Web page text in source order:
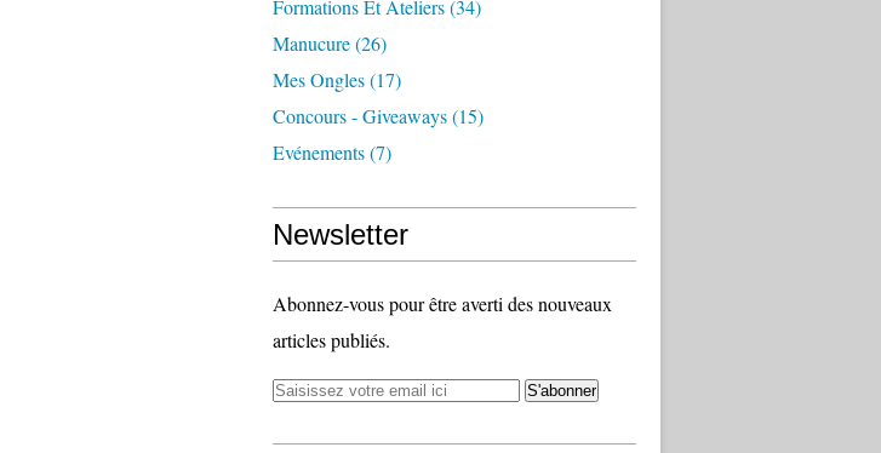
Formations Et Ateliers(34)
Manucure(26)
Mes Ongles(17)
Concours - Giveaways(15)
Evénements(7)
Newsletter
Abonnez-vous pour être averti des nouveaux
articles publiés.